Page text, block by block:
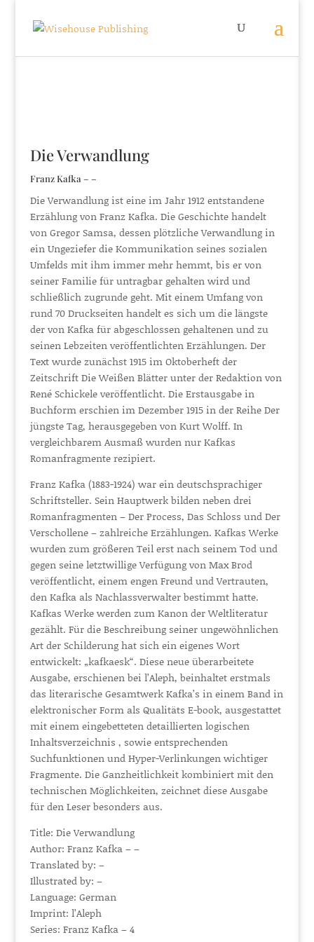
Die Verwandlung
Franz Kafka – –
Die Verwandlung ist eine im Jahr 1912 entstandene
Erzählung von Franz Kafka. Die Geschichte handelt
von Gregor Samsa, dessen plötzliche Verwandlung in
ein Ungeziefer die Kommunikation seines sozialen
Umfelds mit ihm immer mehr hemmt, bis er von
seiner Familie für untragbar gehalten wird und
schließlich zugrunde geht. Mit einem Umfang von
rund 70 Druckseiten handelt es sich um die längste
der von Kafka für abgeschlossen gehaltenen und zu
seinen Lebzeiten veröffentlichten Erzählungen. Der
Text wurde zunächst 1915 im Oktoberheft der
Zeitschrift Die Weißen Blätter unter der Redaktion von
René Schickele veröffentlicht. Die Erstausgabe in
Buchform erschien im Dezember 1915 in der Reihe Der
jüngste Tag, herausgegeben von Kurt Wolff. In
vergleichbarem Ausmaß wurden nur Kafkas
Romanfragmente rezipiert.
Franz Kafka (1883-1924) war ein deutschsprachiger
Schriftsteller. Sein Hauptwerk bilden neben drei
Romanfragmenten – Der Process, Das Schloss und Der
Verschollene – zahlreiche Erzählungen. Kafkas Werke
wurden zum größeren Teil erst nach seinem Tod und
gegen seine letztwillige Verfügung von Max Brod
veröffentlicht, einem engen Freund und Vertrauten,
den Kafka als Nachlassverwalter bestimmt hatte.
Kafkas Werke werden zum Kanon der Weltliteratur
gezählt. Für die Beschreibung seiner ungewöhnlichen
Art der Schilderung hat sich ein eigenes Wort
entwickelt: „kafkaesk“. Diese neue überarbeitete
Ausgabe, erschienen bei l’Aleph, beinhaltet erstmals
das literarische Gesamtwerk Kafka’s in einem Band in
elektronischer Form als Qualitäts E-book, ausgestattet
mit einem eingebetteten detaillierten logischen
Inhaltsverzeichnis , sowie entsprechenden
Suchfunktionen und Hyper-Verlinkungen wichtiger
Fragmente. Die Ganzheitlichkeit kombiniert mit den
technischen Möglichkeiten, zeichnet diese Ausgabe
für den Leser besonders aus.
Title: Die Verwandlung
Author: Franz Kafka – –
Translated by: –
Illustrated by: –
Language: German
Imprint: l’Aleph
Series: Franz Kafka – 4